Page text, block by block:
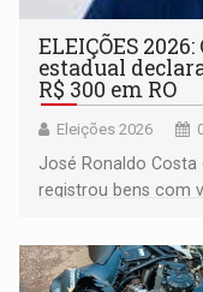
ELEIÇÕES
estadual
R$ 300 em RO
Eleições 2026
José Ronaldo Costa
registrou bens com
milhões